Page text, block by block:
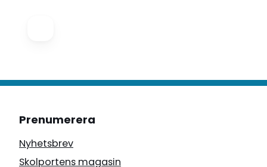
Prenumerera
Nyhetsbrev
Skolportens magasin